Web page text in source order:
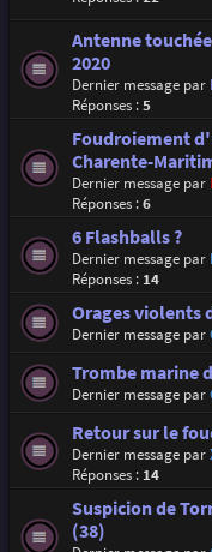
Antenne
2020
Dernier message par
Réponses :5
Foudroiement
Charente-
Dernier message par
Réponses :6
6 Flashballs ?
Dernier message par
Réponses : 14
Orages violents
Dernier message par
Trombe marine
Dernier message par
Retour sur le
Dernier message par
Réponses : 14
Suspicion de
(38)